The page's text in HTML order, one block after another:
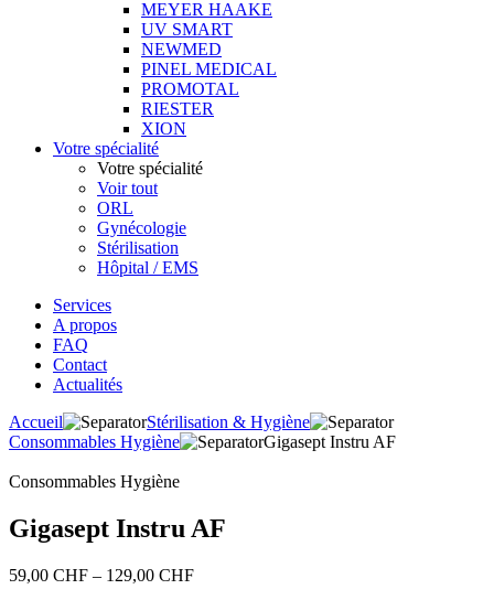
MEYER HAAKE
UV SMART
NEWMED
PINEL MEDICAL
PROMOTAL
RIESTER
XION
Votre spécialité
Votre spécialité
Voir tout
ORL
Gynécologie
Stérilisation
Hôpital / EMS
Services
A propos
FAQ
Contact
Actualités
Accueil
Stérilisation & Hygiène
Consommables Hygiène
Gigasept Instru AF
Consommables Hygiène
Gigasept Instru AF
59,00 CHF – 129,00 CHFPrice